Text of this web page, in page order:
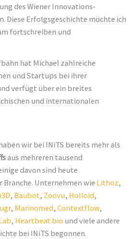
des Wiener Innovations-
Diese Erfolgsgeschichte möchte ich
fortschreiben und
hat Michael zahlreiche
und Startups bei ihrer
verfügt über ein breites
und internationalen
wir bei INiTS bereits mehr als
aus mehreren tausend
davon sind heute
Unternehmen wie Lithoz,
, Baubot, Zoovu, Holloid,
, Marinomed, Contextflow,
, Heartbeat.bio und viele andere
bei INiTS begonnen.